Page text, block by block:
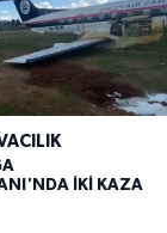
İKİ KAZA